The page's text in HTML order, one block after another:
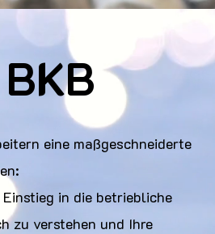
eine maßgeschneiderte
in die betriebliche
zu verstehen und Ihre